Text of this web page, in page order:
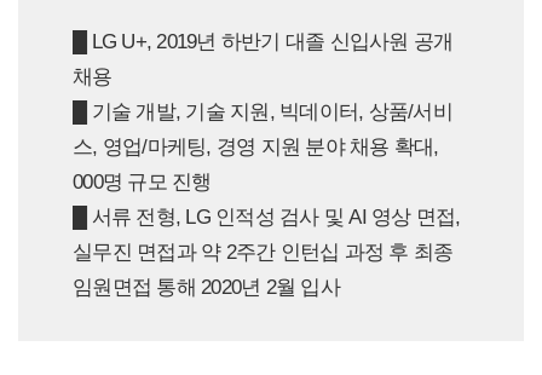
█ LG U+, 2019년 하반기 대졸 신입사원 공개
채용
█ 기술 개발, 기술 지원, 빅데이터, 상품/서비
스, 영업/마케팅, 경영 지원 분야 채용 확대,
000명 규모 진행
█ 서류 전형, LG 인적성 검사 및 AI 영상 면접,
실무진 면접과 약 2주간 인턴십 과정 후 최종
임원면접 통해 2020년 2월 입사